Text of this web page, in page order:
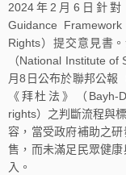
2024年2月6日針對
Guidance
Rights）提交意見書
（National Institute
月8日公布於聯邦公報
《拜杜法》（
rights）之判斷流程與
容，當受政府補助之
售，而未滿足民眾健
入。